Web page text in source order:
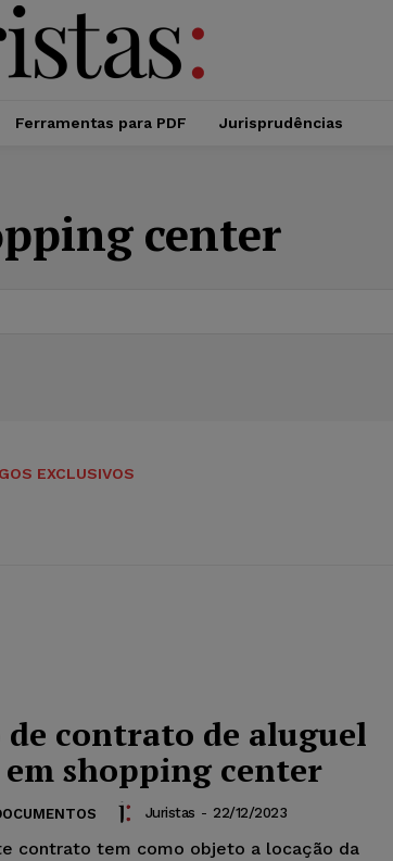
Ferramentas para PDF Jurisprudências
center
EXCLUSIVOS
de contrato de aluguel
shopping center
Juristas - 22/12/2023
contrato tem como objeto a locação da